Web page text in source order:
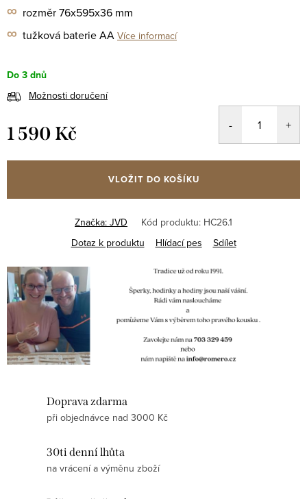
∞ rozměr 76x595x36 mm
∞ tužková baterie AA Více informací
Do 3 dnů
Možnosti doručení
1 590 Kč
cena:
VLOŽIT DO KOŠÍKU
Značka: JVD Kód produktu: HC26.1
Dotaz k produktu
Hlídací pes Sdílet
Doprava zdarma
při objednávce nad 3000 Kč
30ti denní lhůta
na vrácení a výměnu zboží